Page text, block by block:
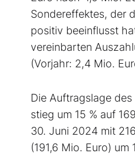
Sondereffektes, der
positiv beeinflusst
vereinbarten
(Vorjahr: 2,4 Mio.
Die Auftragslage
stieg um 15 % auf
30. Juni 2024 mit
(191,6 Mio. Euro) um